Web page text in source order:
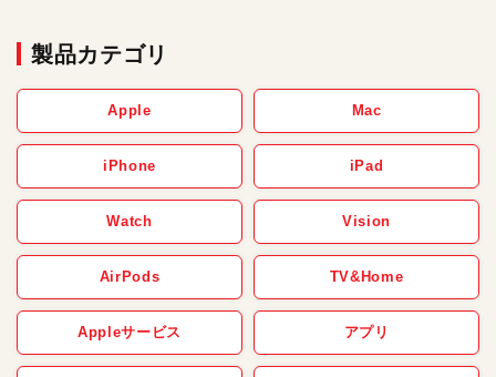
製品カテゴリ
Apple Mac
iPhone iPad
Watch Vision
AirPods TV&Home
Appleサービス アプリ